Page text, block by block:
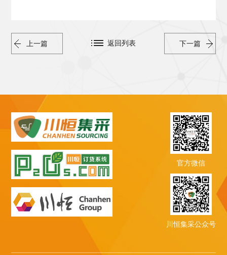
上一篇 下一篇
返回列表
官方微信
川恒集采公众号